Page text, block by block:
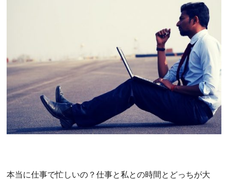
本当に仕事で忙しいの？仕事と私との時間とどっちが大